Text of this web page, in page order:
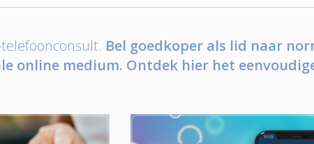
Bel goedkoper als lid naar
online medium. Ontdek hier het